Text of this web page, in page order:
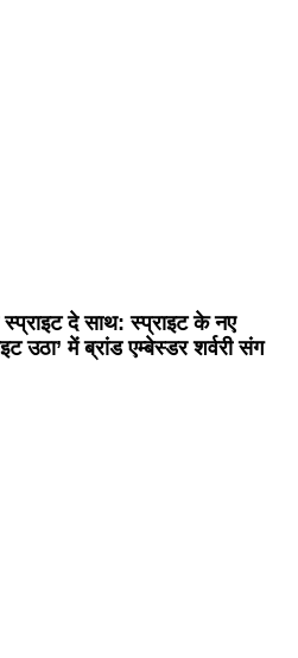
दे साथ: स्प्राइट के नए
उठा’ में ब्रांड एम्बेस्डर शर्वरी संग